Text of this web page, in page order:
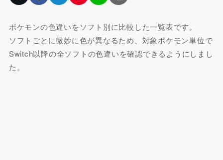
ポケモンの色違いをソフト別に比較した一覧表です。
ソフトごとに微妙に色が異なるため、対象ポケモン単位で
Switch以降の全ソフトの色違いを確認できるようにしまし
た。